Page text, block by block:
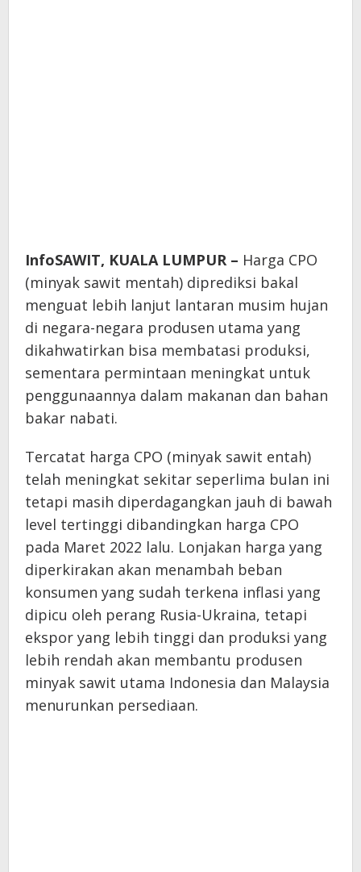
InfoSAWIT, KUALA LUMPUR – Harga CPO
(minyak sawit mentah) diprediksi bakal
menguat lebih lanjut lantaran musim hujan
di negara-negara produsen utama yang
dikahwatirkan bisa membatasi produksi,
sementara permintaan meningkat untuk
penggunaannya dalam makanan dan bahan
bakar nabati.
Tercatat harga CPO (minyak sawit entah)
telah meningkat sekitar seperlima bulan ini
tetapi masih diperdagangkan jauh di bawah
level tertinggi dibandingkan harga CPO
pada Maret 2022 lalu. Lonjakan harga yang
diperkirakan akan menambah beban
konsumen yang sudah terkena inflasi yang
dipicu oleh perang Rusia-Ukraina, tetapi
ekspor yang lebih tinggi dan produksi yang
lebih rendah akan membantu produsen
minyak sawit utama Indonesia dan Malaysia
menurunkan persediaan.